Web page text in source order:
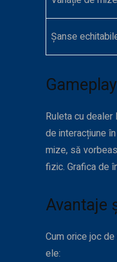
Șanse
Ruleta cu
de interacțiune
mize, să
fizic. Grafica de
Avantaje
Cum orice joc
ele: